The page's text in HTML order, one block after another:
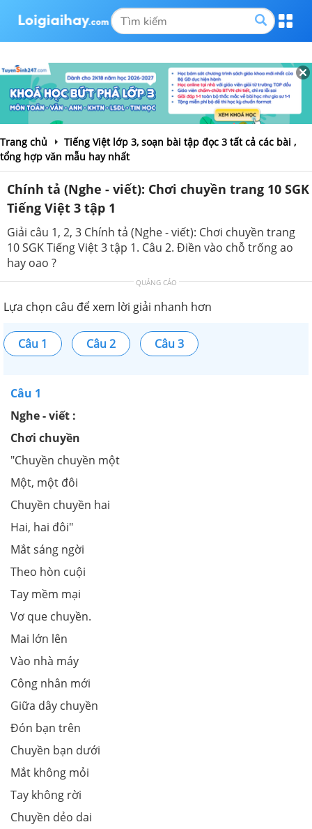
Trang chủ
Tiếng Việt lớp 3, soạn bài tập đọc 3 tất cả các bài ,
tổng hợp văn mẫu hay nhất
Chính tả (Nghe - viết): Chơi chuyền trang 10 SGK
Tiếng Việt 3 tập 1
Giải câu 1, 2, 3 Chính tả (Nghe - viết): Chơi chuyền trang
10 SGK Tiếng Việt 3 tập 1. Câu 2. Điền vào chỗ trống ao
hay oao ?
QUẢNG CÁO
Lựa chọn câu để xem lời giải nhanh hơn
Câu 1 Câu 2 Câu 3
Câu 1
Nghe - viết :
Chơi chuyền
"Chuyền chuyền một
Một, một đôi
Chuyền chuyền hai
Hai, hai đôi"
Mắt sáng ngời
Theo hòn cuội
Tay mềm mại
Vơ que chuyền.
Mai lớn lên
Vào nhà máy
Công nhân mới
Giữa dây chuyền
Đón bạn trên
Chuyền bạn dưới
Mắt không mỏi
Tay không rời
Chuyền dẻo dai